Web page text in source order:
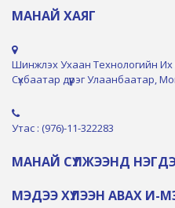
МАНАЙ ХАЯГ
Шинжлэх Ухаан Технологийн Их
Сүхбаатар дүүрэг Улаанбаатар,
Утас : (976)-11-322283
МАНАЙ СҮЛЖЭЭНД
МЭДЭЭ ХҮЛЭЭН АВАХ И-